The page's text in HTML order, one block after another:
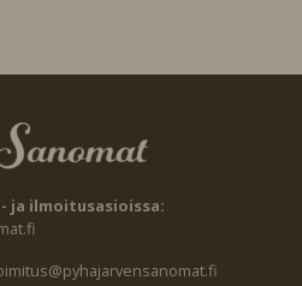
ja ilmoitusasioissa: